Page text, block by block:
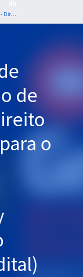
TJ PE - Tribunal de Justiça do Estado de Pernambuco - Direito do Consumidor para o Cargo de Juiz Substituto - Professora Keity Satiko & Antônio Pinheiro (Pós-Edital)
de
o